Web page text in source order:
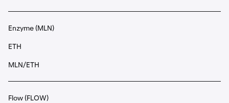
Enzyme (MLN)
ETH
MLN/ETH
Flow (FLOW)